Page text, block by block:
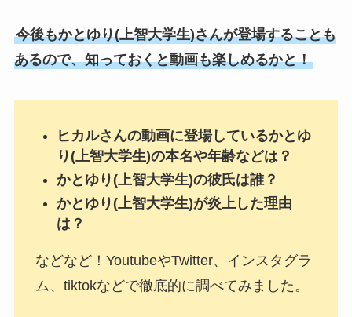
今後もかとゆり(上智大学生)さんが登場することも
あるので、知っておくと動画も楽しめるかと！
ヒカルさんの動画に登場しているかとゆ
り(上智大学生)の本名や年齢などは？
かとゆり(上智大学生)の彼氏は誰？
かとゆり(上智大学生)が炎上した理由
は？
などなど！YoutubeやTwitter、インスタグラ
ム、tiktokなどで徹底的に調べてみました。